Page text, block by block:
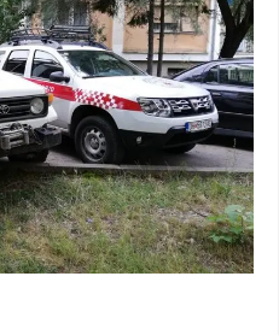
ВРЕДНОСТИ
НА АМБЛЕМОТ
ДЕЈНОСТ
ДОНИРАТЕ
ПРИ КАТАСТРОФИ
ООЦК ОХРИД